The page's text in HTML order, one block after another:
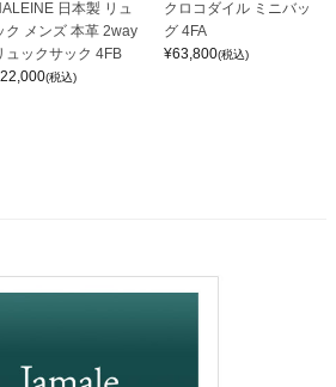
日本製 リュ
ク メンズ 本革 2way
ュックサック 4FB
22,000(税込)
クロコダイル ミニバッ
グ 4FA
¥63,800(税込)